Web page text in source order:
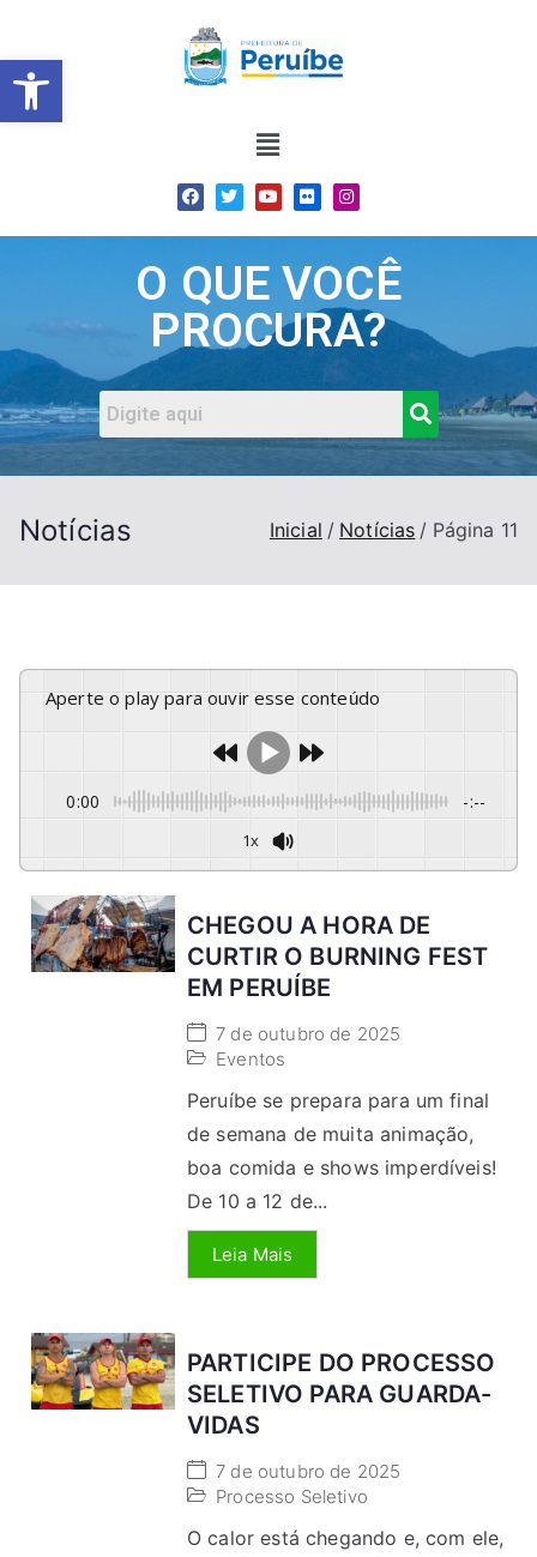
Barra de Ferramentas
O QUE VOCÊ
PROCURA?
Notícias Inicial Notícias Página 11
Aperte o play para ouvir esse conteúdo
0:00 -:--
1x
CHEGOU A HORA DE
CURTIR O BURNING FEST
EM PERUÍBE
7 de outubro de 2025
Eventos
Peruíbe se prepara para um final
de semana de muita animação,
boa comida e shows imperdíveis!
De 10 a 12 de...
Leia Mais
PARTICIPE DO PROCESSO
SELETIVO PARA GUARDA-
VIDAS
7 de outubro de 2025
Processo Seletivo
O calor está chegando e, com ele,